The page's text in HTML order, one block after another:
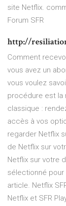
site Netflix.
Forum SFR
http://
Comment
vous avez un
vous voulez
procédure est la
classique :
accès à vos
regarder Netflix
de Netflix sur
Netflix sur votre
sélectionné
article. Netflix
Netflix et SFR